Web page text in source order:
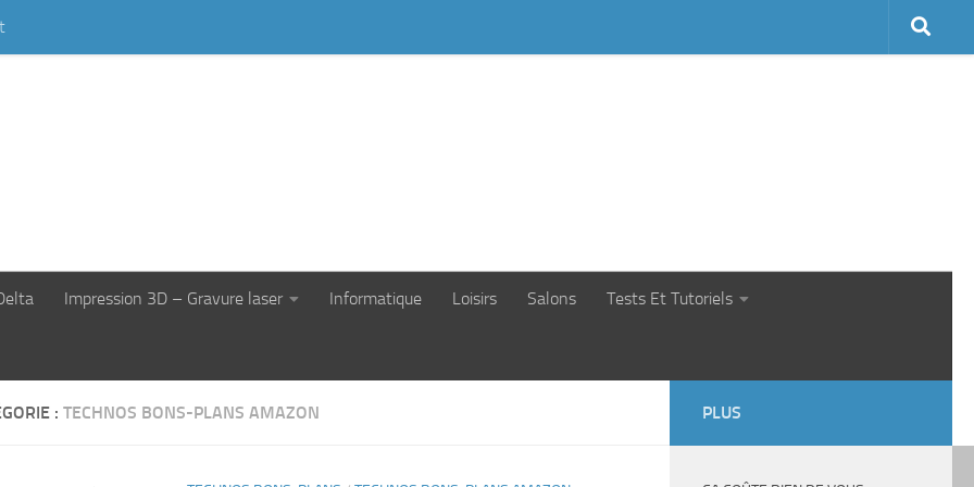
Impression 3D – Gravure laser Informatique Loisirs Salons Tests Et Tutoriels
: TECHNOS BONS-PLANS AMAZON PLUS